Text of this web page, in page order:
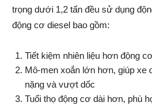
trọng dưới 1,2 tấn đều sử dụng
động cơ diesel bao gồm:
Tiết kiệm nhiên liệu hơn động
Mô-men xoắn lớn hơn, giúp xe
nặng và vượt dốc
Tuổi thọ động cơ dài hơn, phù